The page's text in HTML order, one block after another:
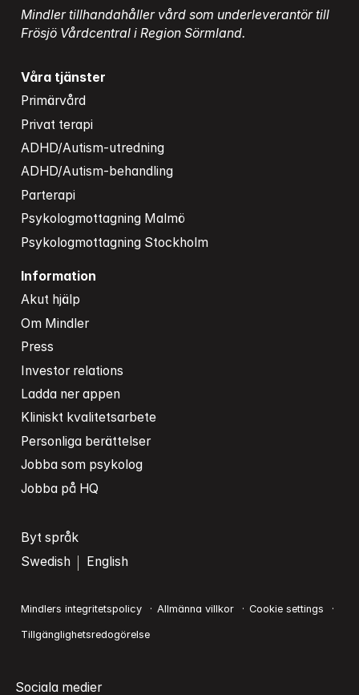
Mindler tillhandahåller vård som underleverantör till
Frösjö Vårdcentral i Region Sörmland.
Våra tjänster
Primärvård
Privat terapi
ADHD/Autism-utredning
ADHD/Autism-behandling
Parterapi
Psykologmottagning Malmö
Psykologmottagning Stockholm
Information
Akut hjälp
Om Mindler
Press
Investor relations
Ladda ner appen
Kliniskt kvalitetsarbete
Personliga berättelser
Jobba som psykolog
Jobba på HQ
Byt språk
Swedish
English
Mindlers integritetspolicy Allmänna villkor Cookie settings
Tillgänglighetsredogörelse
Sociala medier